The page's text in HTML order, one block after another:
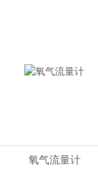
氧气流量计